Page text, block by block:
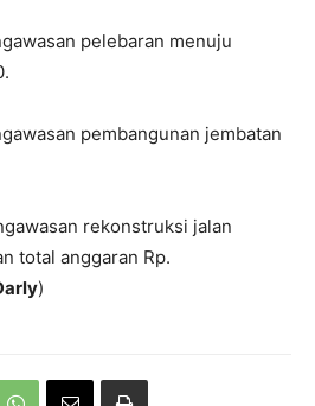
pelebaran menuju
pembangunan jembatan
rekonstruksi jalan
total anggaran Rp.
)